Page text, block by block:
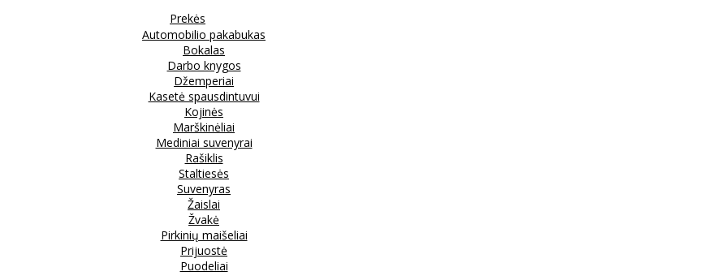
Prekės
Automobilio pakabukas
Bokalas
Darbo knygos
Džemperiai
Kasetė spausdintuvui
Kojinės
Marškinėliai
Mediniai suvenyrai
Rašiklis
Staltiesės
Suvenyras
Žaislai
Žvakė
Pirkinių maišeliai
Prijuostė
Puodeliai